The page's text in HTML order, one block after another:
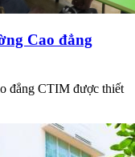
Cao đẳng
đẳng CTIM được thiết